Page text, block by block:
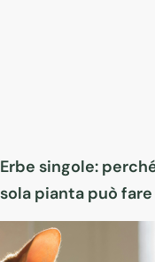
Erbe singole:
sola pianta può